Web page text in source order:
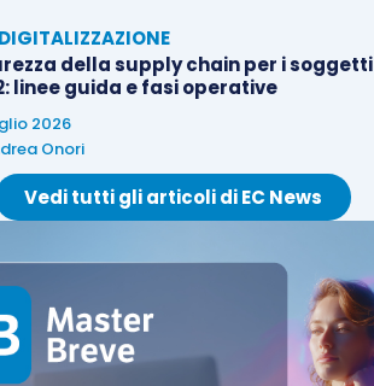
della supply chain per i soggetti
linee guida e fasi operative
2026
Onori
Vedi tutti gli articoli di EC News